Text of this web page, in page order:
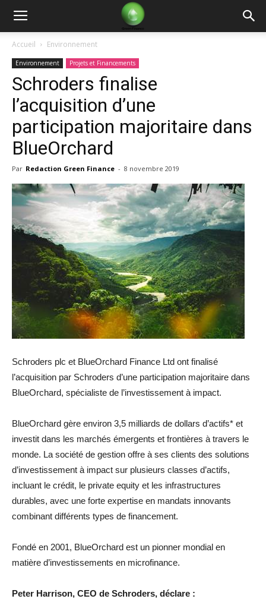
Green
Finance
Accueil Environnement
Environnement Projets et Financements
Schroders finalise
l’acquisition d’une
participation majoritaire dans
BlueOrchard
Par Redaction Green Finance - 8 novembre 2019
Schroders plc et BlueOrchard Finance Ltd ont finalisé
l’acquisition par Schroders d’une participation majoritaire dans
BlueOrchard, spécialiste de l’investissement à impact.
BlueOrchard gère environ 3,5 milliards de dollars d’actifs* et
investit dans les marchés émergents et frontières à travers le
monde. La société de gestion offre à ses clients des solutions
d’investissement à impact sur plusieurs classes d’actifs,
incluant le crédit, le private equity et les infrastructures
durables, avec une forte expertise en mandats innovants
combinant différents types de financement.
Fondé en 2001, BlueOrchard est un pionner mondial en
matière d’investissements en microfinance.
Peter Harrison, CEO de Schroders, déclare :